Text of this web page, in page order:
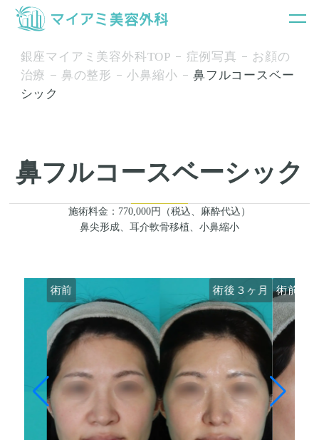
銀座マイアミ美容外科TOP 症例写真
お顔の
治療
鼻の整形 小鼻縮小
鼻フルコースベー
シック
鼻フルコースベーシック
施術料金：770,000円（税込、麻酔代込）
鼻尖形成、耳介軟骨移植、小鼻縮小
術前 術後３ヶ月 術前